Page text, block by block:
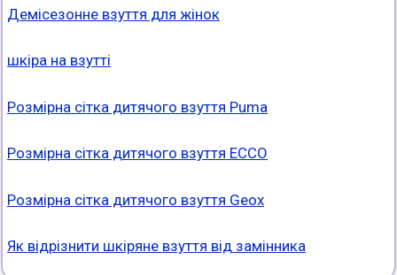
Демісезонне взуття для жінок
шкіра на взутті
Розмірна сітка дитячого взуття Puma
Розмірна сітка дитячого взуття ECCO
Розмірна сітка дитячого взуття Geox
Як відрізнити шкіряне взуття від замінника